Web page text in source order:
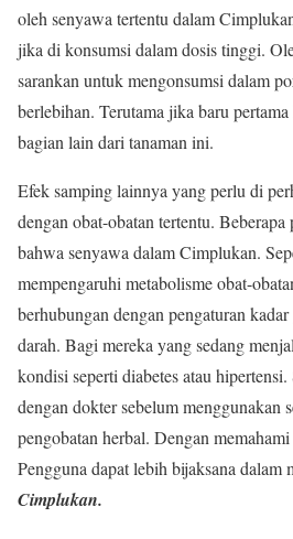
oleh senyawa tertentu dalam
jika di konsumsi dalam dosis tinggi.
sarankan untuk mengonsumsi dalam
berlebihan. Terutama jika baru
bagian lain dari tanaman ini.
Efek samping lainnya yang perlu di
dengan obat-obatan tertentu.
bahwa senyawa dalam Cimplukan.
mempengaruhi metabolisme obat-
berhubungan dengan pengaturan
darah. Bagi mereka yang sedang
kondisi seperti diabetes atau
dengan dokter sebelum menggunakan
pengobatan herbal. Dengan
Pengguna dapat lebih bijaksana dalam
Cimplukan.